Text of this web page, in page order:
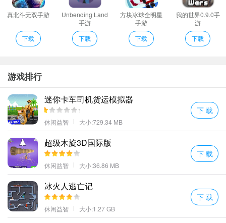
真北斗无双手游
下载
Unbending Land
手游
下载
方块冰球全明星
手游
下载
我的世界0.9.0手
游
下载
游戏排行
迷你卡车司机货运模拟器
休闲益智 大小:729.34 MB
下 载
超级木旋3D国际版
休闲益智 大小:36.86 MB
下 载
冰火人逃亡记
休闲益智 大小:1.27 GB
下 载